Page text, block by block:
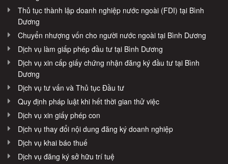
Thủ tục thành lập doanh nghiệp nước ngoài (FDI) tại Bình
Dương
Chuyển nhượng vốn cho người nước ngoài tại Bình Dương
Dịch vụ làm giấp phép đầu tư tại Bình Dương
Dịch vụ xin cấp giấy chứng nhận đăng ký đầu tư tại Bình
Dương
Dịch vụ tư vấn và Thủ tục Đầu tư
Quy định pháp luật khi hết thời gian thử việc
Dịch vụ xin giấy phép con
Dịch vụ thay đổi nội dung đăng ký doanh nghiệp
Dịch vụ khai báo thuế
Dịch vụ đăng ký sở hữu trí tuệ